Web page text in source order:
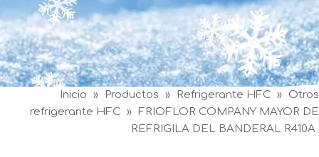
Inicio » Productos » Refrigerante HFC » Otros
refrigerante HFC »
FRIOFLOR COMPANY MAYOR DE
REFRIGILA DEL BANDERAL R410A